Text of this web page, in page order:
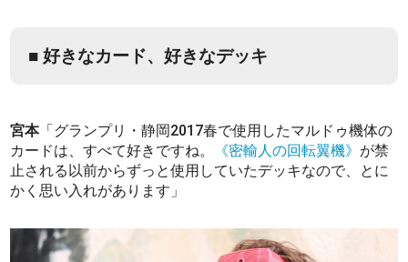
■ 好きなカード、好きなデッキ
宮本「グランプリ・静岡2017春で使用したマルドゥ機体の
カードは、すべて好きですね。
《密輸人の回転翼機》 が禁
止される以前からずっと使用していたデッキなので、とに
かく思い入れがあります」